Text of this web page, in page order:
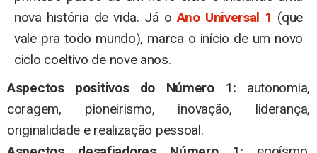
nova história de vida. Já oAno Universal 1 (que
vale pra todo mundo), marca o início de um novo
ciclo coeltivo de nove anos.
Aspectos positivos do Número 1: autonomia,
coragem, pioneirismo, inovação, liderança,
originalidade e realização pessoal.